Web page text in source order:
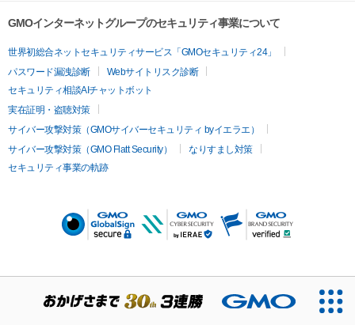
GMOインターネットグループのセキュリティ事業について
世界初総合ネットセキュリティサービス「GMOセキュリティ24」
パスワード漏洩診断
Webサイトリスク診断
セキュリティ相談AIチャットボット
実在証明・盗聴対策
サイバー攻撃対策（GMOサイバーセキュリティ byイエラエ）
サイバー攻撃対策（GMO Flatt Security）
なりすまし対策
セキュリティ事業の軌跡